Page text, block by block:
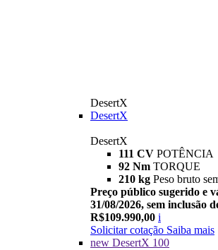
DesertX
DesertX
DesertX
111 CV POTÊNCIA
92 Nm TORQUE
210 kg Peso bruto
Preço público sugerido e
31/08/2026, sem inclusão
R$109.990,00 i
Solicitar cotação Saiba mais
new DesertX 100